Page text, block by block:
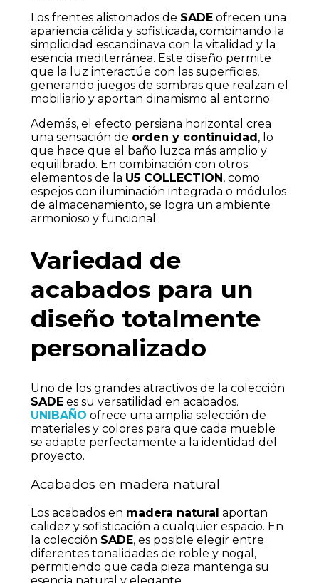
Los frentes alistonados de SADE ofrecen una
apariencia cálida y sofisticada, combinando la
simplicidad escandinava con la vitalidad y la
esencia mediterránea. Este diseño permite
que la luz interactúe con las superficies,
generando juegos de sombras que realzan el
mobiliario y aportan dinamismo al entorno.
Además, el efecto persiana horizontal crea
una sensación de orden y continuidad, lo
que hace que el baño luzca más amplio y
equilibrado. En combinación con otros
elementos de la U5 COLLECTION, como
espejos con iluminación integrada o módulos
de almacenamiento, se logra un ambiente
armonioso y funcional.
Variedad de
acabados para un
diseño totalmente
personalizado
Uno de los grandes atractivos de la colección
SADE es su versatilidad en acabados.
UNIBAÑO ofrece una amplia selección de
materiales y colores para que cada mueble
se adapte perfectamente a la identidad del
proyecto.
Acabados en madera natural
Los acabados en madera natural aportan
calidez y sofisticación a cualquier espacio. En
la colección SADE, es posible elegir entre
diferentes tonalidades de roble y nogal,
permitiendo que cada pieza mantenga su